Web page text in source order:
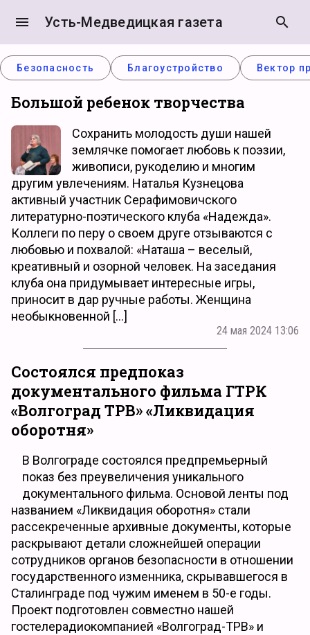
menu Усть-Медведицкая газета search
Безопасность Благоустройство Вектор
Большой ребенок творчества
Сохранить молодость души нашей
землячке помогает любовь к поэзии,
живописи, рукоделию и многим
другим увлечениям. Наталья Кузнецова
активный участник Серафимовичского
литературно-поэтического клуба «Надежда».
Коллеги по перу о своем друге отзываются с
любовью и похвалой: «Наташа – веселый,
креативный и озорной человек. На заседания
клуба она придумывает интересные игры,
приносит в дар ручные работы. Женщина
необыкновенной […]
24 мая 2024 13:06
Состоялся предпоказ
документального фильма ГТРК
«Волгоград ТРВ» «Ликвидация
оборотня»
В Волгограде состоялся предпремьерный
показ без преувеличения уникального
документального фильма. Основой ленты под
названием «Ликвидация оборотня» стали
рассекреченные архивные документы, которые
раскрывают детали сложнейшей операции
сотрудников органов безопасности в отношении
государственного изменника, скрывавшегося в
Сталинграде под чужим именем в 50-е годы.
Проект подготовлен совместно нашей
гостелерадиокомпанией «Волгоград-ТРВ» и